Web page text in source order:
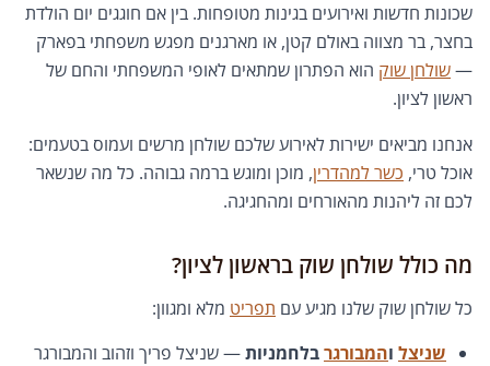
שכונות חדשות ואירועים בגינות מטופחות. בין אם חוגגים יום הולדת
בחצר, בר מצווה באולם קטן, או מארגנים מפגש משפחתי בפארק
—שולחן שוק הוא הפתרון שמתאים לאופי המשפחתי והחם של
ראשון לציון.
אנחנו מביאים ישירות לאירוע שלכם שולחן מרשים ועמוס בטעמים:
אוכל טרי, כשר למהדרין, מוכן ומוגש ברמה גבוהה. כל מה שנשאר
לכם זה ליהנות מהאורחים ומהחגיגה.
מה כולל שולחן שוק בראשון לציון?
כל שולחן שוק שלנו מגיע עם תפריט מלא ומגוון:
שניצל והמבורגרבלחמניות— שניצל פריך וזהוב והמבורגר